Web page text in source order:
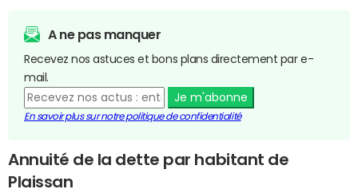
A ne pas manquer
Recevez nos astuces et bons plans directement par e-
mail.
Je m'abonne
En savoir plus sur notre politique de confidentialité
Annuité de la dette par habitant de
Plaissan